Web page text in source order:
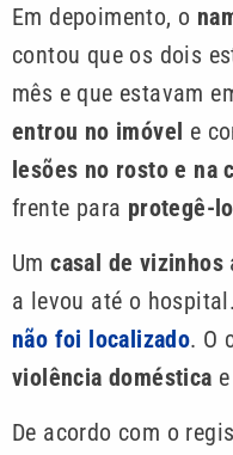
Em depoimento, o
contou que os dois
mês e que estavam
entrou no imóvel e
lesões no rosto e na
frente para protegê-lo
Umcasal de vizinhos
a levou até o hospital.
não foi localizado. O
violência doméstica e
De acordo com o